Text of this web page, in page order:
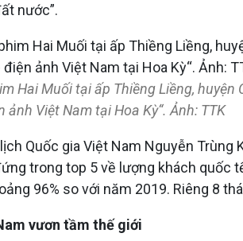
nước”.
Hai Muối tại ấp Thiềng Liềng,
ảnh Việt Nam tại Hoa Kỳ“. Ảnh: TTK
Quốc gia Việt Nam Nguyễn
trong top 5 về lượng khách
96% so với năm 2019. Riêng 8
vươn tầm thế giới